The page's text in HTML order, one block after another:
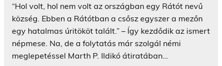
“Hol volt, hol nem volt az országban egy Rátót nevű
község. Ebben a Rátótban a csősz egyszer a mezőn
egy hatalmas úritököt talált.” – Így kezdődik az ismert
népmese. Na, de a folytatás már szolgál némi
meglepetéssel Marth P. Ildikó átiratában…